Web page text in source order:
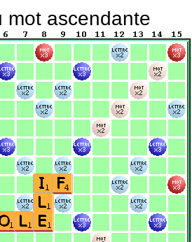
mot ascendante